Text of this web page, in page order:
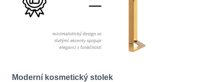
Moderní kosmetický stolek